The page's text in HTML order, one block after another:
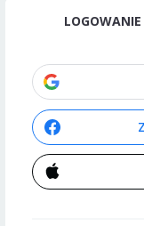
LOGOWANIE